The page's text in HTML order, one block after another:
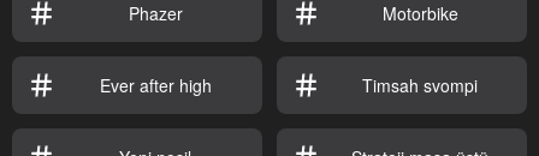
Phazer Motorbike
Ever after high Timsah svompi